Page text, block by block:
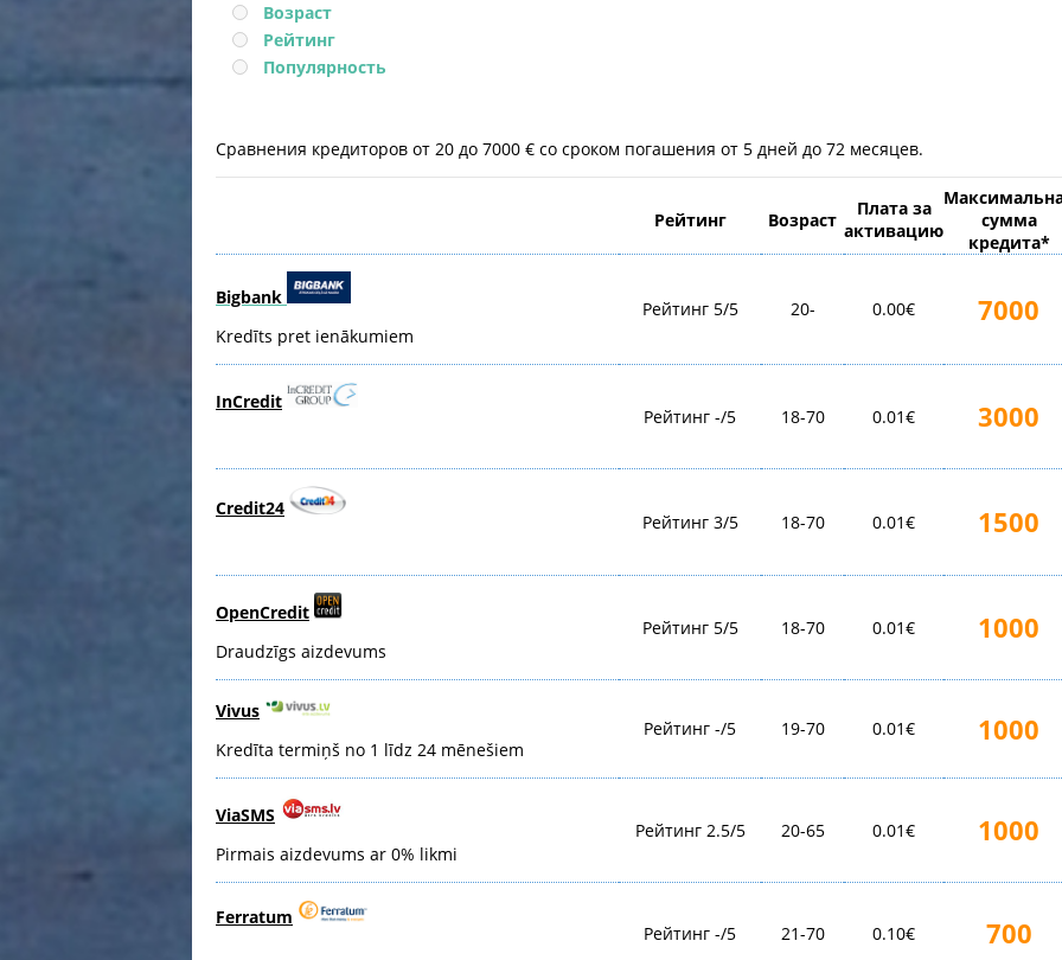
Возраст
Рейтинг
Популярность
Сравнения кредиторов от 20 до 7000 € со сроком погашения от 5 дней до 72 месяцев.
Рейтинг Возраст
Плата за
активацию
сумма
кредита*
Bigbank
Kredīts pret ienākumiem
Рейтинг 5/5 20- 0.00€ 7000
InCredit
Рейтинг -/5 18-70 0.01€ 3000
Credit24
Рейтинг 3/5 18-70 0.01€ 1500
OpenCredit
Draudzīgs aizdevums
Рейтинг 5/5 18-70 0.01€ 1000
Vivus
Kredīta termiņš no 1 līdz 24 mēnešiem
Рейтинг -/5 19-70 0.01€ 1000
ViaSMS
Pirmais aizdevums ar 0% likmi
Рейтинг 2.5/5 20-65 0.01€ 1000
Ferratum
Рейтинг -/5 21-70 0.10€ 700